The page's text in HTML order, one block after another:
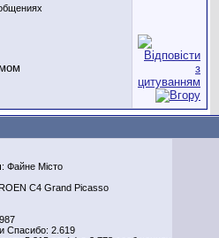
: Файне Місто
C4 Grand Picasso
Спасибо: 2.619